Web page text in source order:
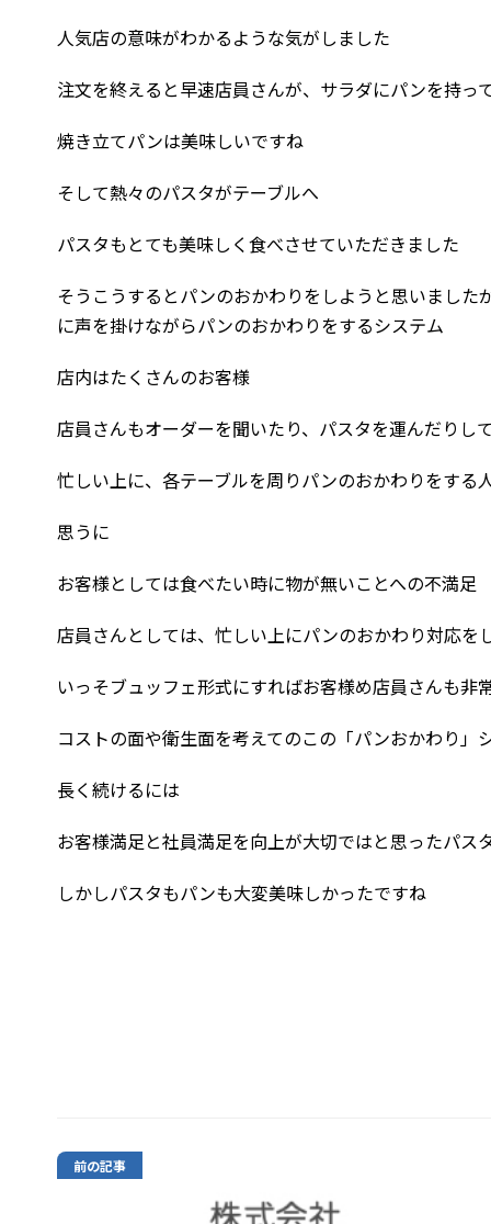
人気店の意味がわかるような気がしました
注文を終えると早速店員さんが、サラダにパンを持っ
焼き立てパンは美味しいですね
そして熱々のパスタがテーブルへ
パスタもとても美味しく食べさせていただきました
そうこうするとパンのおかわりをしようと思いまし
に声を掛けながらパンのおかわりをするシステム
店内はたくさんのお客様
店員さんもオーダーを聞いたり、パスタを運んだりし
忙しい上に、各テーブルを周りパンのおかわりをする
思うに
お客様としては食べたい時に物が無いことへの不満足
店員さんとしては、忙しい上にパンのおかわり対応を
いっそブュッフェ形式にすればお客様め店員さんも非
コストの面や衛生面を考えてのこの「パンおかわり」
長く続けるには
お客様満足と社員満足を向上が大切ではと思ったパス
しかしパスタもパンも大変美味しかったですね
前の記事